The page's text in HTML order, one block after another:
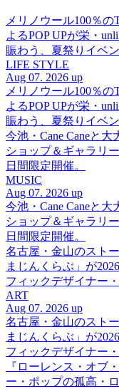
メリノウール100％
よるPOP UPが栄・
賑わう、夏祭りイベン
LIFE STYLE
Aug 07. 2026 up
メリノウール100％
よるPOP UPが栄・
賑わう、夏祭りイベン
今池・Cane Caneと
ショップ＆ギャラリ
日間限定開催。
MUSIC
Aug 07. 2026 up
今池・Cane Caneと
ショップ＆ギャラリ
日間限定開催。
名古屋・金山のスト
まじんくらぶ」が
フィックデザイナー・
ART
Aug 07. 2026 up
名古屋・金山のスト
まじんくらぶ」が
フィックデザイナー・
『ローレンス・オブ
ー・ポップの孤高・